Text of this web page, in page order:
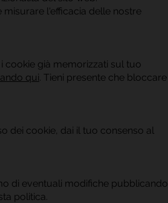
misurare l'efficacia delle nostre
cookie già memorizzati sul tuo
qui. Tieni presente che bloccare
dei cookie, dai il tuo consenso al
di eventuali modifiche pubblicando
politica.